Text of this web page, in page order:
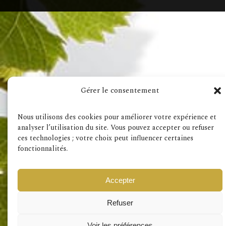
Gérer le consentement
Nous utilisons des cookies pour améliorer votre expérience et
analyser l’utilisation du site. Vous pouvez accepter ou refuser
ces technologies ; votre choix peut influencer certaines
fonctionnalités.
Accepter
Refuser
Besuchen Sie auch